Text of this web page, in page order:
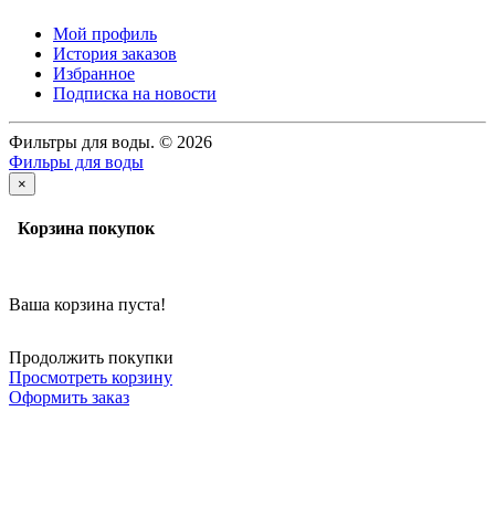
Мой профиль
История заказов
Избранное
Подписка на новости
Фильтры для воды. © 2026
Фильры для воды
×
Корзина покупок
Ваша корзина пуста!
Продолжить покупки
Просмотреть корзину
Оформить заказ